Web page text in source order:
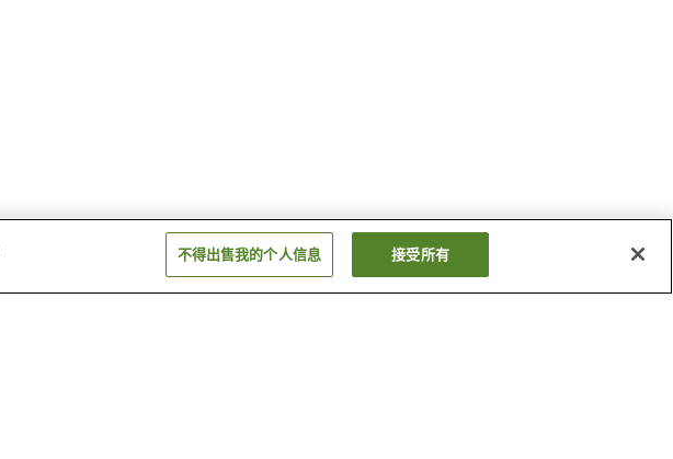
不得出售我的个人信息 接受所有